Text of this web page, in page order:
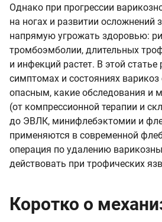
Однако при прогрессии
на ногах и развитии осложнений
напрямую угрожать здоровью:
тромбоэмболии, длительных
и инфекций растет. В этой
симптомах и состояниях варикоз
опасным, какие обследования и
(от компрессионной терапии и
до ЭВЛК, минифлебэктомии и
применяются в современной
операция по удалению
действовать при трофических
Коротко о